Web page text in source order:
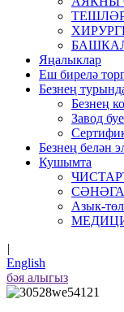
Яңалыклар
Еш бирелә
Безнең
Безнең
Завод
Безнең белән
Кушымта
Азык-
|
English
бәя алыгыз